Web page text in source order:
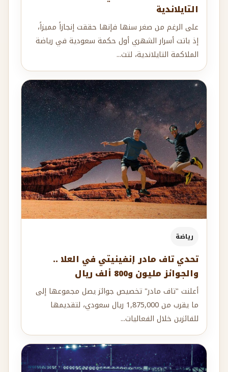
التايلاندية
على الرغم من صغر سنها فإنها حققت إنجازاً مميزاً،
إذ باتت أسرار الشهري أول حكمة سعودية في رياضة
الملاكمة التايلاندية، لتث...
رياضة
تحدي تاف مادر إنفينيتي في العلا ..
والجوائز مليون و800 ألف ريال
أعلنت "تاف مادر" تخصيص جوائز يصل مجموعها إلى
ما يقرب من 1,875,000 ريال سعودي، لتقديمها
للفائزين خلال الفعاليات...